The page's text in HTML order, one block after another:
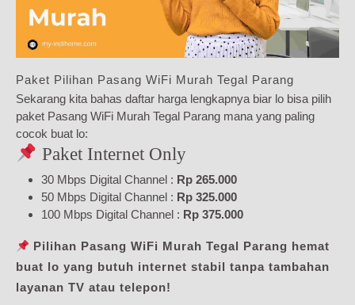
Paket Pilihan Pasang WiFi Murah Tegal Parang
Sekarang kita bahas daftar harga lengkapnya biar lo bisa pilih
paket Pasang WiFi Murah Tegal Parang mana yang paling
cocok buat lo:
Paket Internet Only
30 Mbps Digital Channel : Rp 265.000
50 Mbps Digital Channel : Rp 325.000
100 Mbps Digital Channel : Rp 375.000
Pilihan Pasang WiFi Murah Tegal Parang hemat
buat lo yang butuh internet stabil tanpa tambahan
layanan TV atau telepon!